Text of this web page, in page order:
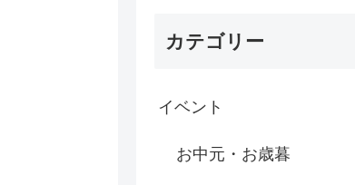
カテゴリー
イベント
お中元・お歳暮